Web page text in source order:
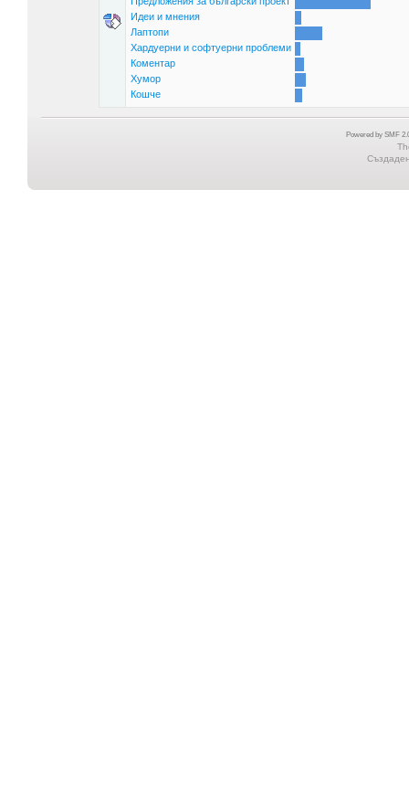
Идеи и мнения
Лаптопи
Хардуерни и софтуерни проблеми
Коментар
Хумор
Кошче
Powered by SMF